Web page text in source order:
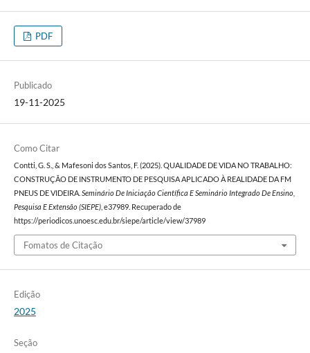
PDF
Publicado
19-11-2025
Como Citar
Contti, G. S., & Mafesoni dos Santos, F. (2025). QUALIDADE DE VIDA NO TRABALHO:
CONSTRUÇÃO DE INSTRUMENTO DE PESQUISA APLICADO À REALIDADE DA FM
PNEUS DE VIDEIRA. Seminário De Iniciação Científica E Seminário Integrado De Ensino,
Pesquisa E Extensão (SIEPE), e37989. Recuperado de
https://periodicos.unoesc.edu.br/siepe/article/view/37989
Fomatos de Citação
Edição
2025
Seção